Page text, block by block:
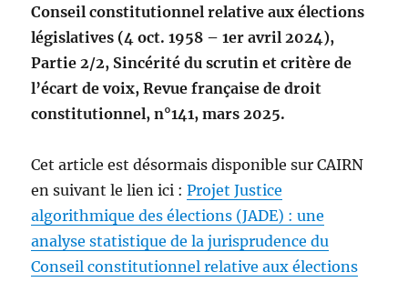
Conseil constitutionnel relative aux élections
législatives (4 oct. 1958 – 1er avril 2024),
Partie 2/2, Sincérité du scrutin et critère de
l’écart de voix, Revue française de droit
constitutionnel, n°141, mars 2025.
Cet article est désormais disponible sur CAIRN
en suivant le lien ici :Projet Justice
algorithmique des élections (JADE) : une
analyse statistique de la jurisprudence du
Conseil constitutionnel relative aux élections